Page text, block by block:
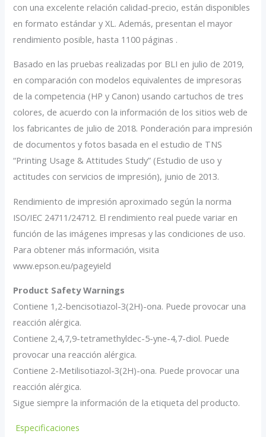
con una excelente relación calidad-precio, están disponibles
en formato estándar y XL. Además, presentan el mayor
rendimiento posible, hasta 1100 páginas .
Basado en las pruebas realizadas por BLI en julio de 2019,
en comparación con modelos equivalentes de impresoras
de la competencia (HP y Canon) usando cartuchos de tres
colores, de acuerdo con la información de los sitios web de
los fabricantes de julio de 2018. Ponderación para impresión
de documentos y fotos basada en el estudio de TNS
“Printing Usage & Attitudes Study” (Estudio de uso y
actitudes con servicios de impresión), junio de 2013.
Rendimiento de impresión aproximado según la norma
ISO/IEC 24711/24712. El rendimiento real puede variar en
función de las imágenes impresas y las condiciones de uso.
Para obtener más información, visita
www.epson.eu/pageyield
Product Safety Warnings
Contiene 1,2-bencisotiazol-3(2H)-ona. Puede provocar una
reacción alérgica.
Contiene 2,4,7,9-tetramethyldec-5-yne-4,7-diol. Puede
provocar una reacción alérgica.
Contiene 2-Metilisotiazol-3(2H)-ona. Puede provocar una
reacción alérgica.
Sigue siempre la información de la etiqueta del producto.
Especificaciones